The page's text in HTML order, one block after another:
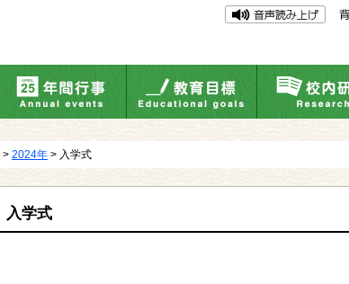
> 2024年 > 入学式
入学式